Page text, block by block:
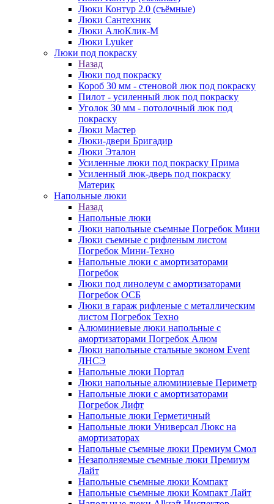
Люки Контур 2.0 (съёмные)
Люки Сантехник
Люки АлюКлик-М
Люки Lyuker
Люки под покраску
Назад
Люки под покраску
Короб 30 мм - стеновой люк под покраску
Пилот - усиленный люк под покраску
Уголок 30 мм - потолочный люк под
покраску
Люки Мастер
Люки-двери Бригадир
Люки Эталон
Усиленные люки под покраску Прима
Усиленный люк-дверь под покраску
Материк
Напольные люки
Назад
Напольные люки
Люки напольные съемные Погребок Мини
Люки съемные с рифленым листом
Погребок Мини-Техно
Напольные люки с амортизаторами
Погребок
Люки под линолеум с амортизаторами
Погребок ОСБ
Люки в гараж рифленые с металлическим
листом Погребок Техно
Алюминиевые люки напольные с
амортизаторами Погребок Алюм
Люки напольные стальные эконом Event
ЛНСЭ
Напольные люки Портал
Люки напольные алюминиевые Периметр
Напольные люки с амортизаторами
Погребок Лифт
Напольные люки Герметичный
Напольные люки Универсал Люкс на
амортизаторах
Напольные съемные люки Премиум Смол
Незаполняемые съемные люки Премиум
Лайт
Напольные съемные люки Компакт
Напольные съемные люки Компакт Лайт